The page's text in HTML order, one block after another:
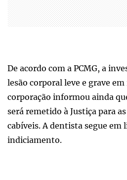
De acordo com a PCMG, a
lesão corporal leve e grave em
corporação informou ainda
será remetido à Justiça para
cabíveis. A dentista segue em
indiciamento.